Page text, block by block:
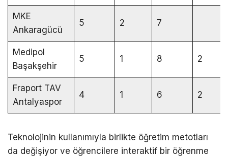
MKE
Ankaragücü
5 2 7
Medipol
Başakşehir
5 1 8 2
Fraport TAV
Antalyaspor
4 1 6 2
Teknolojinin kullanımıyla birlikte öğretim metotları
da değişiyor ve öğrencilere interaktif bir öğrenme